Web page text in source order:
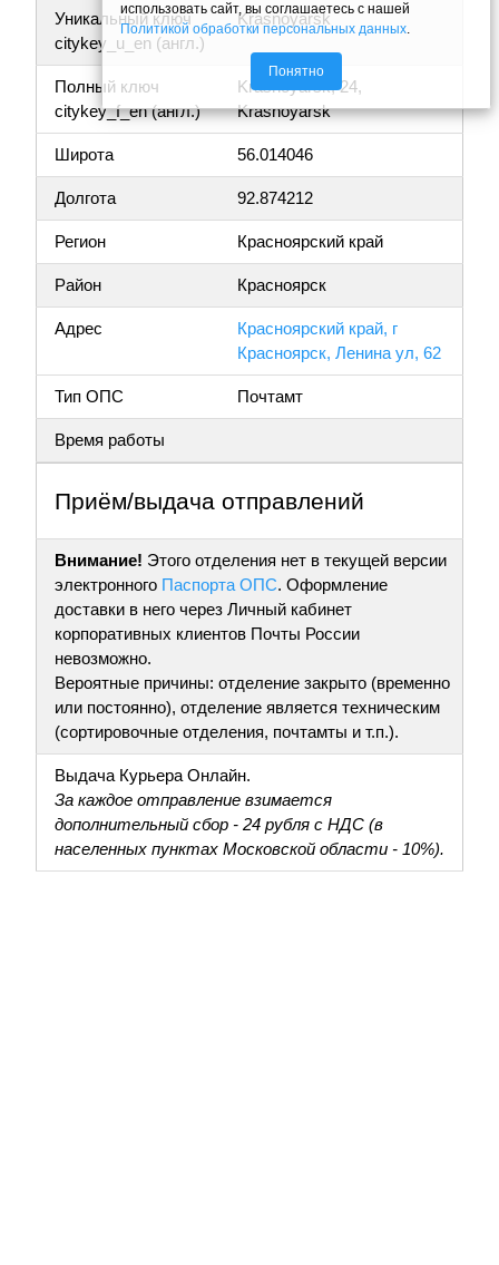
Уникальный ключ
citykey_u_en (англ.)
Krasnoyarsk
Полный ключ
citykey_f_en (англ.)
Krasnoyarsk, 24,
Krasnoyarsk
Широта 56.014046
Долгота 92.874212
Регион Красноярский край
Район Красноярск
Адрес
Красноярский край, г
Красноярск, Ленина ул, 62
Тип ОПС Почтамт
Время работы
Приём/выдача отправлений
Внимание! Этого отделения нет в текущей версии
электронного Паспорта ОПС. Оформление
доставки в него через Личный кабинет
корпоративных клиентов Почты России
невозможно.
Вероятные причины: отделение закрыто (временно
или постоянно), отделение является техническим
(сортировочные отделения, почтамты и т.п.).
Выдача Курьера Онлайн.
За каждое отправление взимается
дополнительный сбор - 24 рубля с НДС (в
населенных пунктах Московской области - 10%).
использовать сайт, вы соглашаетесь с нашей
Политикой обработки персональных данных.
Понятно